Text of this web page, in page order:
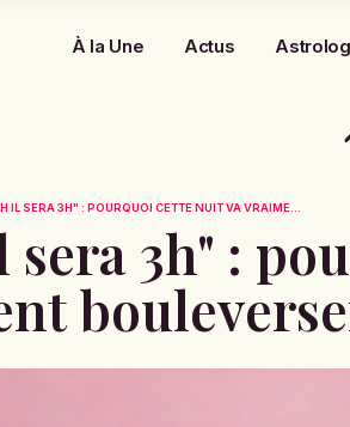
À la Une Actus
IL SERA 3H" : POURQUOI CETTE NUIT VA VRAIME...
sera 3h" :